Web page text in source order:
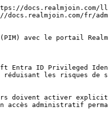
docs.realmjoin.com/
fr/
avec le portail
Entra ID Privileged
réduisant les risques
doivent activer
administratif